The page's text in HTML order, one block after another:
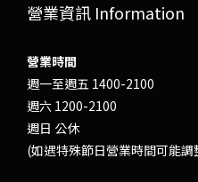
營業資訊 Information
營業時間
週一至週五 1400-2100
週六 1200-2100
週日 公休
(如遇特殊節日營業時間可能